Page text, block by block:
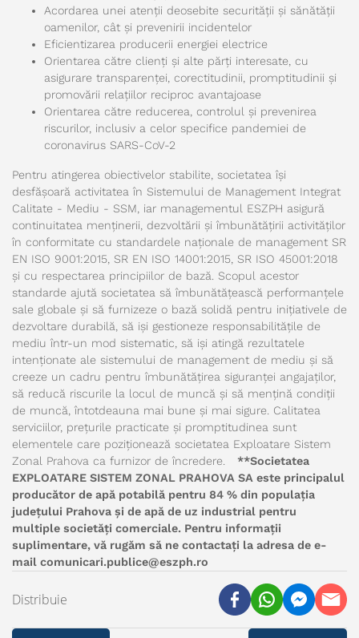
Acordarea unei atenții deosebite securității și sănătății
oamenilor, cât și prevenirii incidentelor
Eficientizarea producerii energiei electrice
Orientarea către clienți și alte părți interesate, cu
asigurare transparenței, corectitudinii, promptitudinii și
promovării relațiilor reciproc avantajoase
Orientarea către reducerea, controlul și prevenirea
riscurilor, inclusiv a celor specifice pandemiei de
coronavirus SARS-CoV-2
Pentru atingerea obiectivelor stabilite, societatea își
desfășoară activitatea în Sistemului de Management Integrat
Calitate - Mediu - SSM, iar managementul ESZPH asigură
continuitatea menținerii, dezvoltării și îmbunătățirii activităților
în conformitate cu standardele naționale de management SR
EN ISO 9001:2015, SR EN ISO 14001:2015, SR ISO 45001:2018
și cu respectarea principiilor de bază. Scopul acestor
standarde ajută societatea să îmbunătăţească performanţele
sale globale şi să furnizeze o bază solidă pentru iniţiativele de
dezvoltare durabilă, să işi gestioneze responsabilităţile de
mediu într-un mod sistematic, să işi atingă rezultatele
intenţionate ale sistemului de management de mediu și să
creeze un cadru pentru îmbunătățirea siguranței angajaților,
să reducă riscurile la locul de muncă și să mențină condiții
de muncă, întotdeauna mai bune și mai sigure. Calitatea
serviciilor, prețurile practicate și promptitudinea sunt
elementele care poziționează societatea Exploatare Sistem
Zonal Prahova ca furnizor de încredere. **Societatea
EXPLOATARE SISTEM ZONAL PRAHOVA SA este principalul
producător de apă potabilă pentru 84 % din populația
județului Prahova și de apă de uz industrial pentru
multiple societăți comerciale. Pentru informații
suplimentare, vă rugăm să ne contactați la adresa de e-
mail comunicari.publice@eszph.ro
Distribuie